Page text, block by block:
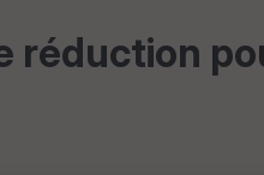
réduction